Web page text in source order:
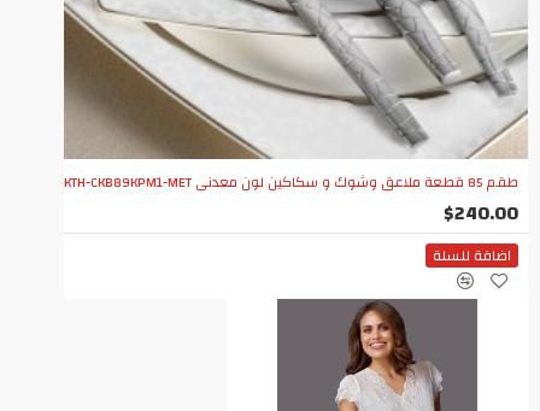
طقم 85 قطعة ملاعق وشوك و سكاكين لون معدني KTH-CKB89KPM1-MET
$240.00
اضافة للسلة